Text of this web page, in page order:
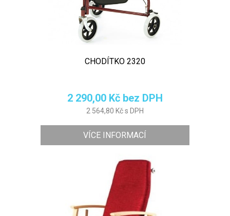
CHODÍTKO 2320
2 290,00 Kč bez DPH
2 564,80 Kč s DPH
VÍCE INFORMACÍ